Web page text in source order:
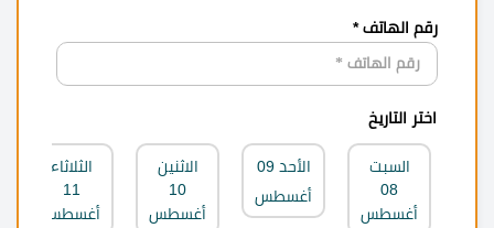
رقم الهاتف *
اختر التاريخ
السبت
08
أغسطس
الأحد 09
أغسطس
الاثنين
10
أغسطس
الثلاثاء
11
أغسطس